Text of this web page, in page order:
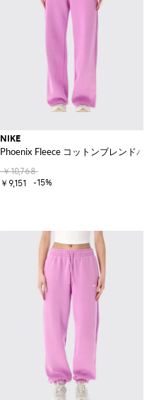
NIKE
Phoenix Fleece コットンブレンドパ
￥10,768
￥9,151
-15%